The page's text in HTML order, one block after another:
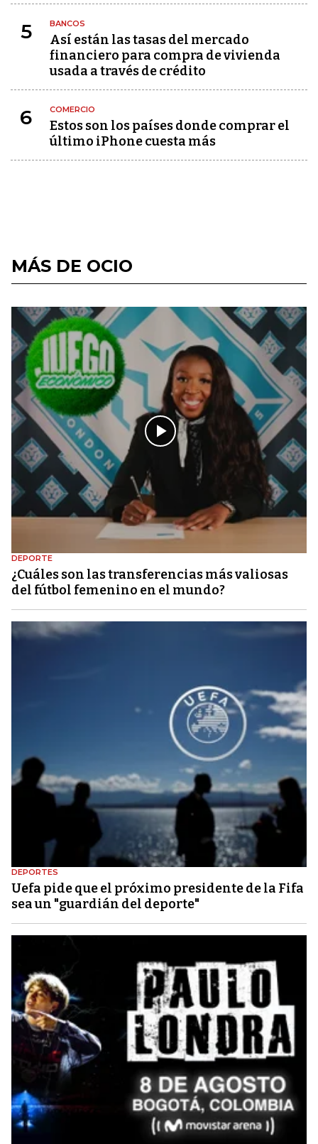
5 BANCOS
Así están las tasas del mercado
financiero para compra de vivienda
usada a través de crédito
6 COMERCIO
Estos son los países donde comprar el
último iPhone cuesta más
MÁS DE OCIO
DEPORTE
¿Cuáles son las transferencias más valiosas
del fútbol femenino en el mundo?
DEPORTES
Uefa pide que el próximo presidente de la Fifa
sea un "guardián del deporte"